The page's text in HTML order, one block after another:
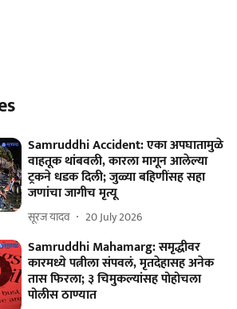
Samruddhi Accident: एका अपघातामुळे
वाहतूक थांबवली, कारला मागून आलेल्या
ट्रकने धडक दिली; जुळ्या बहिणींसह सहा
जणांचा जागीच मृत्यू
सूरज यादव 20 July 2026
Samruddhi Mahamarg: समृद्धीवर
कारमध्ये पत्नीला संपवलं, मृतदेहासह अनेक
तास फिरला; ३ चिमुकल्यांसह पोहोचला
पोलीस ठाण्यात